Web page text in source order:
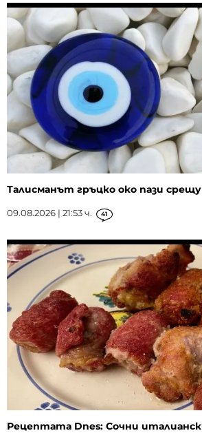
Талисманът гръцко око пази срещу
09.08.2026 | 21:53 ч. 41
Рецептата Dnes: Сочни